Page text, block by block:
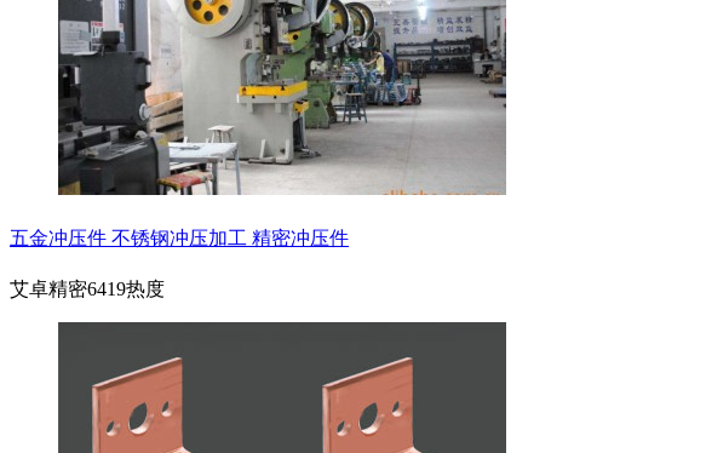
五金冲压件 不锈钢冲压加工 精密冲压件
艾卓精密6419热度